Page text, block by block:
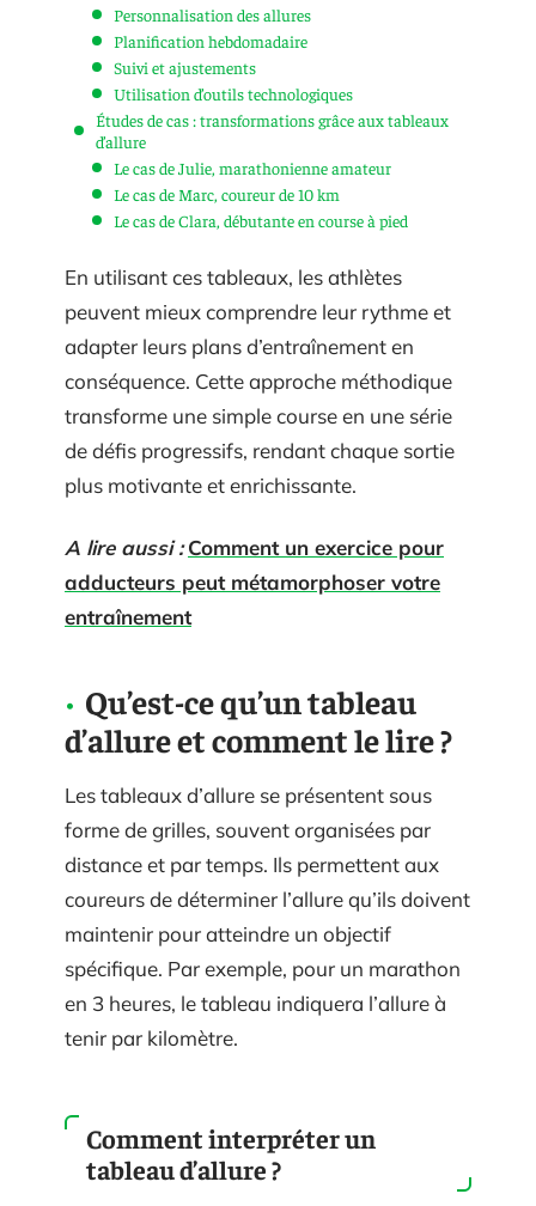
Personnalisation des allures
Planification hebdomadaire
Suivi et ajustements
Utilisation d’outils technologiques
Études de cas : transformations grâce aux tableaux
d’allure
Le cas de Julie, marathonienne amateur
Le cas de Marc, coureur de 10 km
Le cas de Clara, débutante en course à pied
En utilisant ces tableaux, les athlètes
peuvent mieux comprendre leur rythme et
adapter leurs plans d’entraînement en
conséquence. Cette approche méthodique
transforme une simple course en une série
de défis progressifs, rendant chaque sortie
plus motivante et enrichissante.
A lire aussi : Comment un exercice pour
adducteurs peut métamorphoser votre
entraînement
Qu’est-ce qu’un tableau
d’allure et comment le lire ?
Les tableaux d’allure se présentent sous
forme de grilles, souvent organisées par
distance et par temps. Ils permettent aux
coureurs de déterminer l’allure qu’ils doivent
maintenir pour atteindre un objectif
spécifique. Par exemple, pour un marathon
en 3 heures, le tableau indiquera l’allure à
tenir par kilomètre.
Comment interpréter un
tableau d’allure ?